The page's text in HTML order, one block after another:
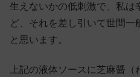
生えないかの低刺激で、私は
ど、それを差し引いて世間
と思います。
上記の液体ソースに芝麻醤